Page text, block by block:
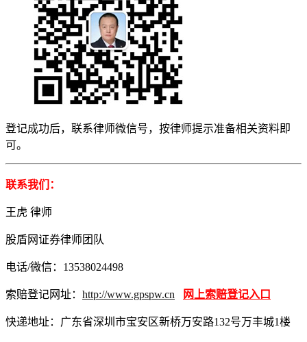
登记成功后，联系律师微信号，按律师提示准备相关资料即
可。
联系我们：
王虎 律师
股盾网证券律师团队
电话/微信：13538024498
索赔登记网址： http://www.gpspw.cn 网上索赔登记入口
快递地址：广东省深圳市宝安区新桥万安路132号万丰城1楼